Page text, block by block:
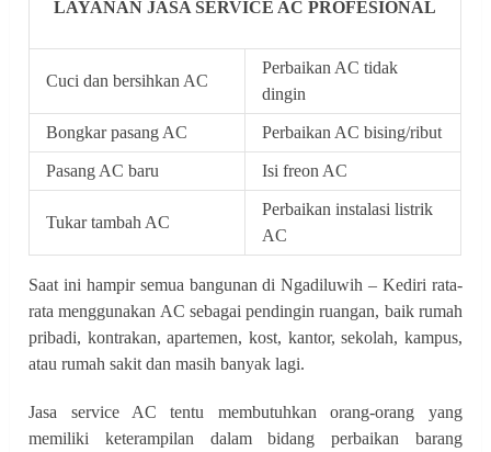
LAYANAN JASA SERVICE AC PROFESIONAL
Cuci dan bersihkan AC
Perbaikan AC tidak
dingin
Bongkar pasang AC Perbaikan AC bising/ribut
Pasang AC baru Isi freon AC
Tukar tambah AC
Perbaikan instalasi listrik
AC
Saat ini hampir semua bangunan di Ngadiluwih – Kediri rata-
rata menggunakan AC sebagai pendingin ruangan, baik rumah
pribadi, kontrakan, apartemen, kost, kantor, sekolah, kampus,
atau rumah sakit dan masih banyak lagi.
Jasa service AC tentu membutuhkan orang-orang yang
memiliki keterampilan dalam bidang perbaikan barang